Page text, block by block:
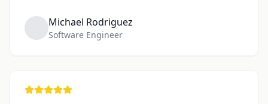
Michael Rodriguez
Software Engineer